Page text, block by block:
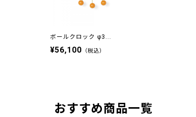
ボールクロック φ3...
¥56,100 （税込）
おすすめ商品一覧